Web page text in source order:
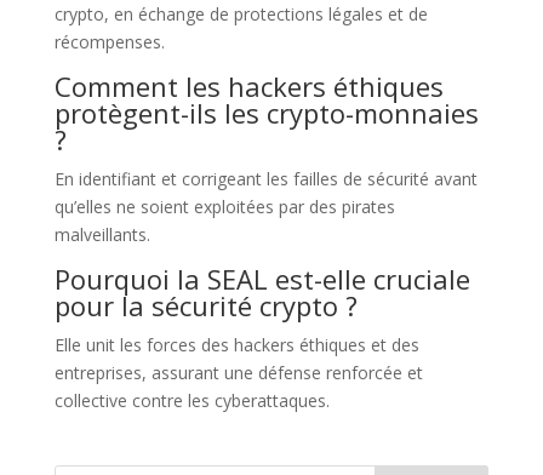
crypto, en échange de protections légales et de
récompenses.
Comment les hackers éthiques
protègent-ils les crypto-monnaies
?
En identifiant et corrigeant les failles de sécurité avant
qu’elles ne soient exploitées par des pirates
malveillants.
Pourquoi la SEAL est-elle cruciale
pour la sécurité crypto ?
Elle unit les forces des hackers éthiques et des
entreprises, assurant une défense renforcée et
collective contre les cyberattaques.